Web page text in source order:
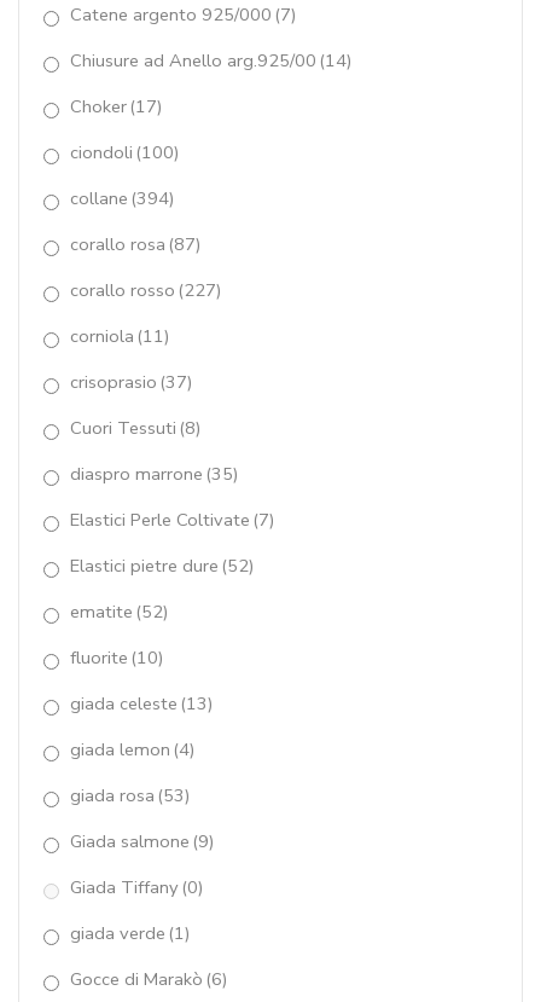
peridoth (5)
perle coltivate
pezzo unico(9)
Pietre taglio macchina
pirite(1)
quarzi idrotermali (13)
quarzo brown (1)
Quarzo cherry(12)
quarzo cipria
quarzo citrino
quarzo fumè (28)
quarzo idrotermale
quarzo muschiato
Catene argento 925/000 (7)
Chiusure ad Anello arg.925/00 (14)
Choker (17)
ciondoli (100)
collane (394)
corallo rosa (87)
corallo rosso (227)
corniola (11)
crisoprasio (37)
Cuori Tessuti (8)
diaspro marrone (35)
Elastici Perle Coltivate (7)
Elastici pietre dure (52)
ematite (52)
fluorite (10)
giada celeste (13)
giada lemon (4)
giada rosa (53)
Giada salmone (9)
Giada Tiffany (0)
giada verde (1)
Gocce di Marakò (6)